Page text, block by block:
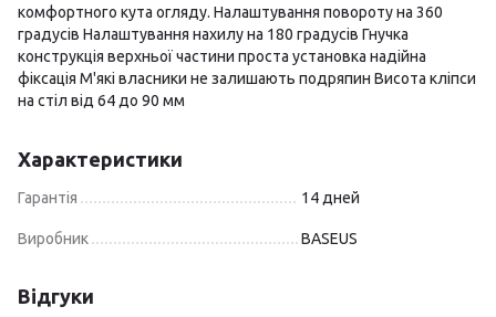
комфортного кута огляду. Налаштування повороту на 360
градусів Налаштування нахилу на 180 градусів Гнучка
конструкція верхньої частини проста установка надійна
фіксація М'які власники не залишають подряпин Висота кліпси
на стіл від 64 до 90 мм
Характеристики
Гарантія 14 дней
Виробник BASEUS
Відгуки